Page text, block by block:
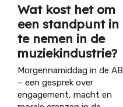
Wat kost het om
een standpunt in
te nemen in de
muziekindustrie?
Morgennamiddag in de AB
– een gesprek over
engagement, macht en